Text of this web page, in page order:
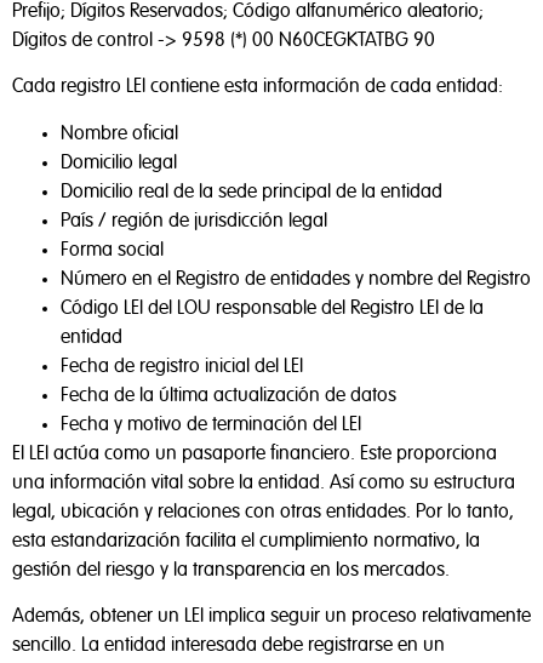
Prefijo; Dígitos Reservados; Código alfanumérico aleatorio;
Dígitos de control -> 9598 (*) 00 N60CEGKTATBG 90
Cada registro LEI contiene esta información de cada entidad:
Nombre oficial
Domicilio legal
Domicilio real de la sede principal de la entidad
País / región de jurisdicción legal
Forma social
Número en el Registro de entidades y nombre del Registro
Código LEI del LOU responsable del Registro LEI de la
entidad
Fecha de registro inicial del LEI
Fecha de la última actualización de datos
Fecha y motivo de terminación del LEI
El LEI actúa como un pasaporte financiero. Este proporciona
una información vital sobre la entidad. Así como su estructura
legal, ubicación y relaciones con otras entidades. Por lo tanto,
esta estandarización facilita el cumplimiento normativo, la
gestión del riesgo y la transparencia en los mercados.
Además, obtener un LEI implica seguir un proceso relativamente
sencillo. La entidad interesada debe registrarse en un